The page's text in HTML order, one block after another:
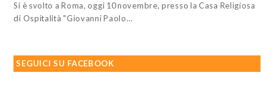
Si è svolto a Roma, oggi 10 novembre, presso la Casa Religiosa
di Ospitalità "Giovanni Paolo…
SEGUICI SU FACEBOOK